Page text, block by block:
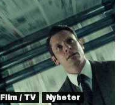
Film / TV Nyheter